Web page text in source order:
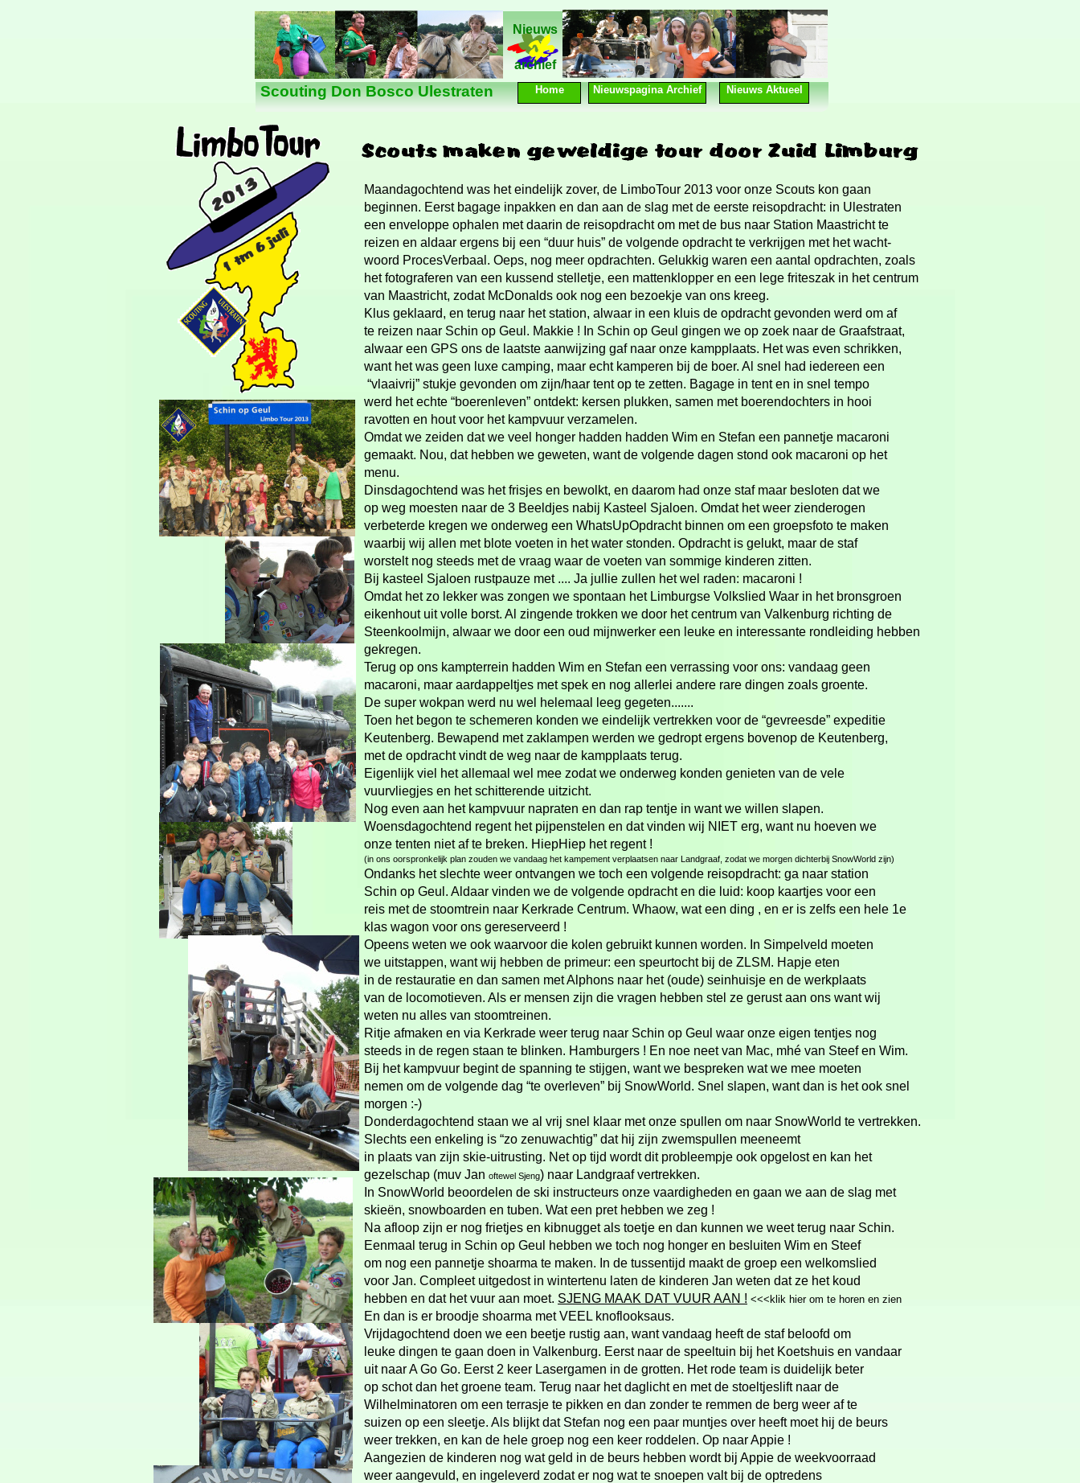
Nieuws Nieuws
archief
Scouting Don Bosco Ulestraten Nieuwspagina Archief
Home Nieuws Aktueel
Maandagochtend was het eindelijk zover, de LimboTour 2013 voor onze Scouts kon gaan
beginnen. Eerst bagage inpakken en dan aan de slag met de eerste reisopdracht: in Ulestraten
een enveloppe ophalen met daarin de reisopdracht om met de bus naar Station Maastricht te
reizen en aldaar ergens bij een “duur huis” de volgende opdracht te verkrijgen met het wacht-
woord ProcesVerbaal. Oeps, nog meer opdrachten. Gelukkig waren een aantal opdrachten, zoals
het fotograferen van een kussend stelletje, een mattenklopper en een lege friteszak in het centrum
van Maastricht, zodat McDonalds ook nog een bezoekje van ons kreeg.
Klus geklaard, en terug naar het station, alwaar in een kluis de opdracht gevonden werd om af
te reizen naar Schin op Geul. Makkie ! In Schin op Geul gingen we op zoek naar de Graafstraat,
alwaar een GPS ons de laatste aanwijzing gaf naar onze kampplaats. Het was even schrikken,
want het was geen luxe camping, maar echt kamperen bij de boer. Al snel had iedereen een
“vlaaivrij” stukje gevonden om zijn/haar tent op te zetten. Bagage in tent en in snel tempo
werd het echte “boerenleven” ontdekt: kersen plukken, samen met boerendochters in hooi
ravotten en hout voor het kampvuur verzamelen.
Omdat we zeiden dat we veel honger hadden hadden Wim en Stefan een pannetje macaroni
gemaakt. Nou, dat hebben we geweten, want de volgende dagen stond ook macaroni op het
menu.
Dinsdagochtend was het frisjes en bewolkt, en daarom had onze staf maar besloten dat we
op weg moesten naar de 3 Beeldjes nabij Kasteel Sjaloen. Omdat het weer zienderogen
verbeterde kregen we onderweg een WhatsUpOpdracht binnen om een groepsfoto te maken
waarbij wij allen met blote voeten in het water stonden. Opdracht is gelukt, maar de staf
worstelt nog steeds met de vraag waar de voeten van sommige kinderen zitten.
Bij kasteel Sjaloen rustpauze met .... Ja jullie zullen het wel raden: macaroni !
Omdat het zo lekker was zongen we spontaan het Limburgse Volkslied Waar in het bronsgroen
eikenhout uit volle borst. Al zingende trokken we door het centrum van Valkenburg richting de
Steenkoolmijn, alwaar we door een oud mijnwerker een leuke en interessante rondleiding hebben
gekregen.
Terug op ons kampterrein hadden Wim en Stefan een verrassing voor ons: vandaag geen
macaroni, maar aardappeltjes met spek en nog allerlei andere rare dingen zoals groente.
De super wokpan werd nu wel helemaal leeg gegeten.......
Toen het begon te schemeren konden we eindelijk vertrekken voor de “gevreesde” expeditie
Keutenberg. Bewapend met zaklampen werden we gedropt ergens bovenop de Keutenberg,
met de opdracht vindt de weg naar de kampplaats terug.
Eigenlijk viel het allemaal wel mee zodat we onderweg konden genieten van de vele
vuurvliegjes en het schitterende uitzicht.
Nog even aan het kampvuur napraten en dan rap tentje in want we willen slapen.
Woensdagochtend regent het pijpenstelen en dat vinden wij NIET erg, want nu hoeven we
onze tenten niet af te breken. HiepHiep het regent !
(in ons oorspronkelijk plan zouden we vandaag het kampement verplaatsen naar Landgraaf, zodat we morgen dichterbij SnowWorld zijn)
Ondanks het slechte weer ontvangen we toch een volgende reisopdracht: ga naar station
Schin op Geul. Aldaar vinden we de volgende opdracht en die luid: koop kaartjes voor een
reis met de stoomtrein naar Kerkrade Centrum. Whaow, wat een ding , en er is zelfs een hele 1e
klas wagon voor ons gereserveerd !
Opeens weten we ook waarvoor die kolen gebruikt kunnen worden. In Simpelveld moeten
we uitstappen, want wij hebben de primeur: een speurtocht bij de ZLSM. Hapje eten
in de restauratie en dan samen met Alphons naar het (oude) seinhuisje en de werkplaats
van de locomotieven. Als er mensen zijn die vragen hebben stel ze gerust aan ons want wij
weten nu alles van stoomtreinen.
Ritje afmaken en via Kerkrade weer terug naar Schin op Geul waar onze eigen tentjes nog
steeds in de regen staan te blinken. Hamburgers ! En noe neet van Mac, mhé van Steef en Wim.
Bij het kampvuur begint de spanning te stijgen, want we bespreken wat we mee moeten
nemen om de volgende dag “te overleven” bij SnowWorld. Snel slapen, want dan is het ook snel
morgen :-)
Donderdagochtend staan we al vrij snel klaar met onze spullen om naar SnowWorld te vertrekken.
Slechts een enkeling is “zo zenuwachtig” dat hij zijn zwemspullen meeneemt
in plaats van zijn skie-uitrusting. Net op tijd wordt dit probleempje ook opgelost en kan het
gezelschap (muv Jan oftewel Sjeng) naar Landgraaf vertrekken.
In SnowWorld beoordelen de ski instructeurs onze vaardigheden en gaan we aan de slag met
skieën, snowboarden en tuben. Wat een pret hebben we zeg !
Na afloop zijn er nog frietjes en kibnugget als toetje en dan kunnen we weet terug naar Schin.
Eenmaal terug in Schin op Geul hebben we toch nog honger en besluiten Wim en Steef
om nog een pannetje shoarma te maken. In de tussentijd maakt de groep een welkomslied
voor Jan. Compleet uitgedost in wintertenu laten de kinderen Jan weten dat ze het koud
hebben en dat het vuur aan moet. SJENG MAAK DAT VUUR AAN ! <<<klik hier om te horen en zien
En dan is er broodje shoarma met VEEL knoflooksaus.
Vrijdagochtend doen we een beetje rustig aan, want vandaag heeft de staf beloofd om
leuke dingen te gaan doen in Valkenburg. Eerst naar de speeltuin bij het Koetshuis en vandaar
uit naar A Go Go. Eerst 2 keer Lasergamen in de grotten. Het rode team is duidelijk beter
op schot dan het groene team. Terug naar het daglicht en met de stoeltjeslift naar de
Wilhelminatoren om een terrasje te pikken en dan zonder te remmen de berg weer af te
suizen op een sleetje. Als blijkt dat Stefan nog een paar muntjes over heeft moet hij de beurs
weer trekken, en kan de hele groep nog een keer roddelen. Op naar Appie !
Aangezien de kinderen nog wat geld in de beurs hebben wordt bij Appie de weekvoorraad
weer aangevuld, en ingeleverd zodat er nog wat te snoepen valt bij de optredens